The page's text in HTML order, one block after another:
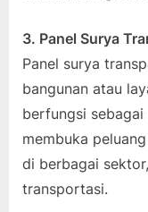
3. Panel Surya
Panel surya
bangunan atau
berfungsi
membuka
di berbagai
transportasi.